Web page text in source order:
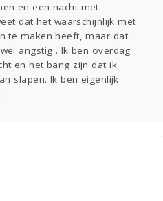
en een nacht met
dat het waarschijnlijk met
te maken heeft, maar dat
angstig . Ik ben overdag
en het bang zijn dat ik
slapen. Ik ben eigenlijk